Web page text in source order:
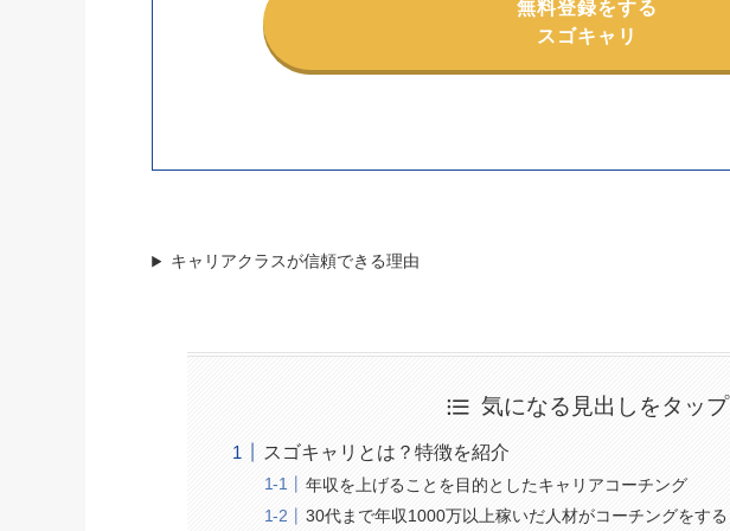
無料登録をする
スゴキャリ
キャリアクラスが信頼できる理由
気になる見出しをタップ
スゴキャリとは？特徴を紹介
年収を上げることを目的としたキャリアコーチング
30代まで年収1000万以上稼いだ人材がコーチングをする